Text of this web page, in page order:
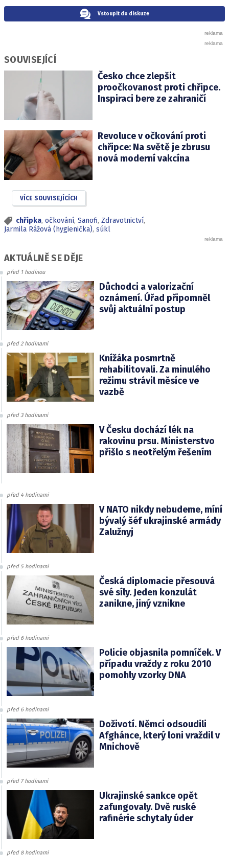
Vstoupit do diskuze
SOUVISEJÍCÍ
Česko chce zlepšit
proočkovanost proti chřipce.
Inspiraci bere ze zahraničí
Revoluce v očkování proti
chřipce: Na světě je zbrusu
nová moderní vakcína
VÍCE SOUVISEJÍCÍCH
chřipka, očkování, Sanofi, Zdravotnictví,
Jarmila Rážová (hygienička), súkl
AKTUÁLNĚ SE DĚJE
před 1 hodinou
Důchodci a valorizační
oznámení. Úřad připomněl
svůj aktuální postup
před 2 hodinami
Knížáka posmrtně
rehabilitovali. Za minulého
režimu strávil měsíce ve
vazbě
před 3 hodinami
V Česku dochází lék na
rakovinu prsu. Ministerstvo
přišlo s neotřelým řešením
před 4 hodinami
V NATO nikdy nebudeme, míní
bývalý šéf ukrajinské armády
Zalužnyj
před 5 hodinami
Česká diplomacie přesouvá
své síly. Jeden konzulát
zanikne, jiný vznikne
před 6 hodinami
Policie objasnila pomníček. V
případu vraždy z roku 2010
pomohly vzorky DNA
před 6 hodinami
Doživotí. Němci odsoudili
Afghánce, který loni vraždil v
Mnichově
před 7 hodinami
Ukrajinské sankce opět
zafungovaly. Dvě ruské
rafinérie schytaly úder
před 8 hodinami